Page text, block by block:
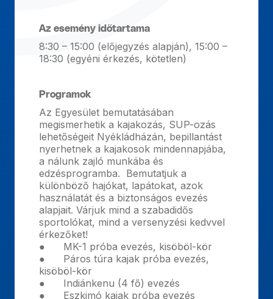
Az esemény időtartama
8:30 – 15:00 (előjegyzés alapján), 15:00 –
18:30 (egyéni érkezés, kötetlen)
Programok
Az Egyesület bemutatásában
megismerhetik a kajakozás, SUP-ozás
lehetőségeit Nyékládházán, bepillantást
nyerhetnek a kajakosok mindennapjába,
a nálunk zajló munkába és
edzésprogramba. Bemutatjuk a
különböző hajókat, lapátokat, azok
használatát és a biztonságos evezés
alapjait. Várjuk mind a szabadidős
sportolókat, mind a versenyzési kedvvel
érkezőket!
● MK-1 próba evezés, kisöböl-kör
● Páros túra kajak próba evezés,
kisöböl-kör
● Indiánkenu (4 fő) evezés
● Eszkimó kajak próba evezés